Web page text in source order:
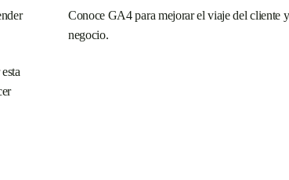
Conoce GA4 para mejorar el viaje del cliente
negocio.